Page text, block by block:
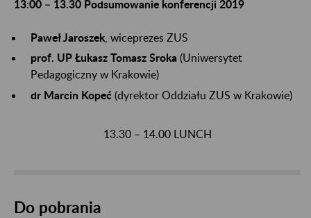
13:00 – 13.30 Podsumowanie konferencji 2019
Paweł Jaroszek , wiceprezes ZUS
prof. UP Łukasz Tomasz Sroka (Uniwersytet
Pedagogiczny w Krakowie)
dr Marcin Kopeć (dyrektor Oddziału ZUS w Krakowie)
13.30 – 14.00 LUNCH
Do pobrania